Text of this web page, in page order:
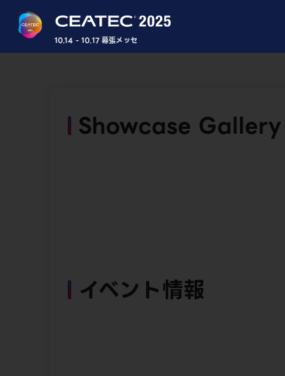
10.14 - 10.17 幕張メッセ
Showcase Gallery
イベント情報